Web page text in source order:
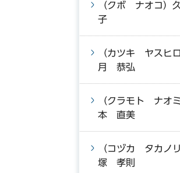
（クボ ナオコ）
子
（カツキ ヤスヒ
月 恭弘
（クラモト ナオ
本 直美
（コヅカ タカノ
塚 孝則